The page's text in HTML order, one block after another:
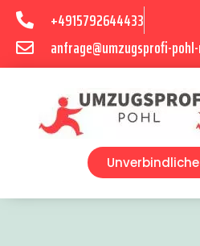
+4915792644433
anfrage@umzugsprofi-